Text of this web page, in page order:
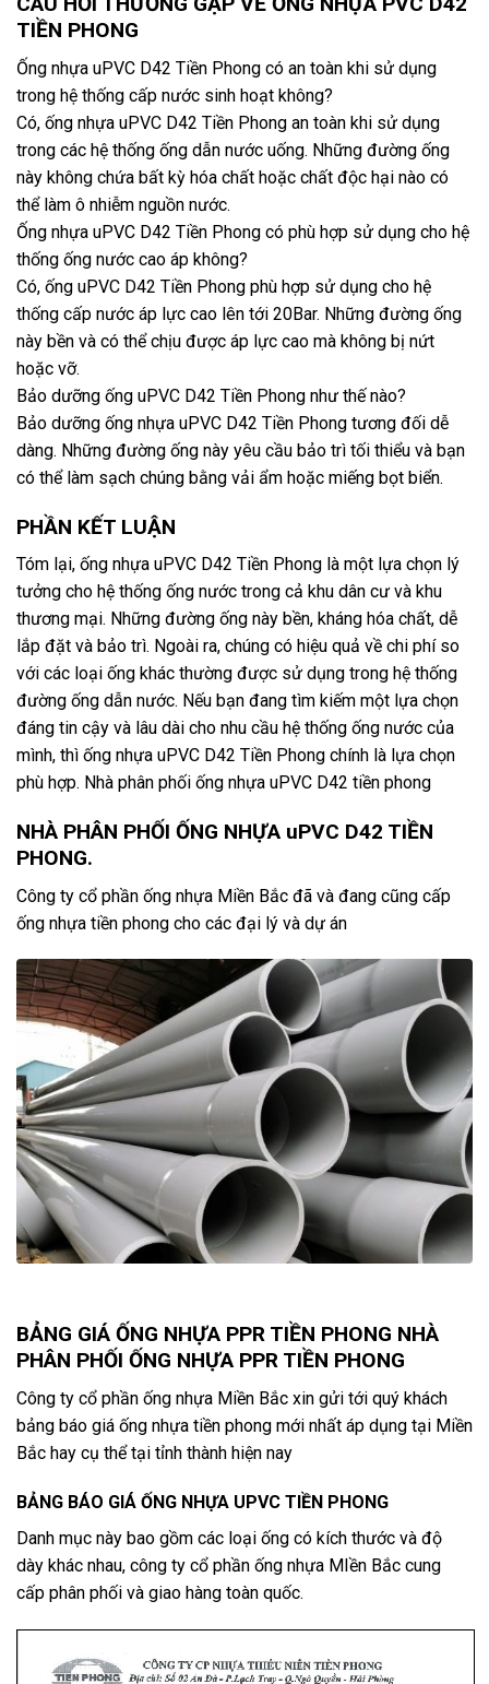
TIỀN PHONG
Ống nhựa uPVC D42 Tiền Phong có an toàn khi sử dụng
trong hệ thống cấp nước sinh hoạt không?
Có, ống nhựa uPVC D42 Tiền Phong an toàn khi sử dụng
trong các hệ thống ống dẫn nước uống. Những đường ống
này không chứa bất kỳ hóa chất hoặc chất độc hại nào có
thể làm ô nhiễm nguồn nước.
Ống nhựa uPVC D42 Tiền Phong có phù hợp sử dụng cho hệ
thống ống nước cao áp không?
Có, ống uPVC D42 Tiền Phong phù hợp sử dụng cho hệ
thống cấp nước áp lực cao lên tới 20Bar. Những đường ống
này bền và có thể chịu được áp lực cao mà không bị nứt
hoặc vỡ.
Bảo dưỡng ống uPVC D42 Tiền Phong như thế nào?
Bảo dưỡng ống nhựa uPVC D42 Tiền Phong tương đối dễ
dàng. Những đường ống này yêu cầu bảo trì tối thiểu và bạn
có thể làm sạch chúng bằng vải ẩm hoặc miếng bọt biển.
PHẦN KẾT LUẬN
Tóm lại, ống nhựa uPVC D42 Tiền Phong là một lựa chọn lý
tưởng cho hệ thống ống nước trong cả khu dân cư và khu
thương mại. Những đường ống này bền, kháng hóa chất, dễ
lắp đặt và bảo trì. Ngoài ra, chúng có hiệu quả về chi phí so
với các loại ống khác thường được sử dụng trong hệ thống
đường ống dẫn nước. Nếu bạn đang tìm kiếm một lựa chọn
đáng tin cậy và lâu dài cho nhu cầu hệ thống ống nước của
mình, thì ống nhựa uPVC D42 Tiền Phong chính là lựa chọn
phù hợp. Nhà phân phối ống nhựa uPVC D42 tiền phong
NHÀ PHÂN PHỐI ỐNG NHỰA uPVC D42 TIỀN
PHONG.
Công ty cổ phần ống nhựa Miền Bắc đã và đang cũng cấp
ống nhựa tiền phong cho các đại lý và dự án
BẢNG GIÁ ỐNG NHỰA PPR TIỀN PHONG NHÀ
PHÂN PHỐI ỐNG NHỰA PPR TIỀN PHONG
Công ty cổ phần ống nhựa Miền Bắc xin gửi tới quý khách
bảng báo giá ống nhựa tiền phong mới nhất áp dụng tại Miền
Bắc hay cụ thể tại tỉnh thành hiện nay
BẢNG BÁO GIÁ ỐNG NHỰA UPVC TIỀN PHONG
Danh mục này bao gồm các loại ống có kích thước và độ
dày khác nhau, công ty cổ phần ống nhựa MIền Bắc cung
cấp phân phối và giao hàng toàn quốc.